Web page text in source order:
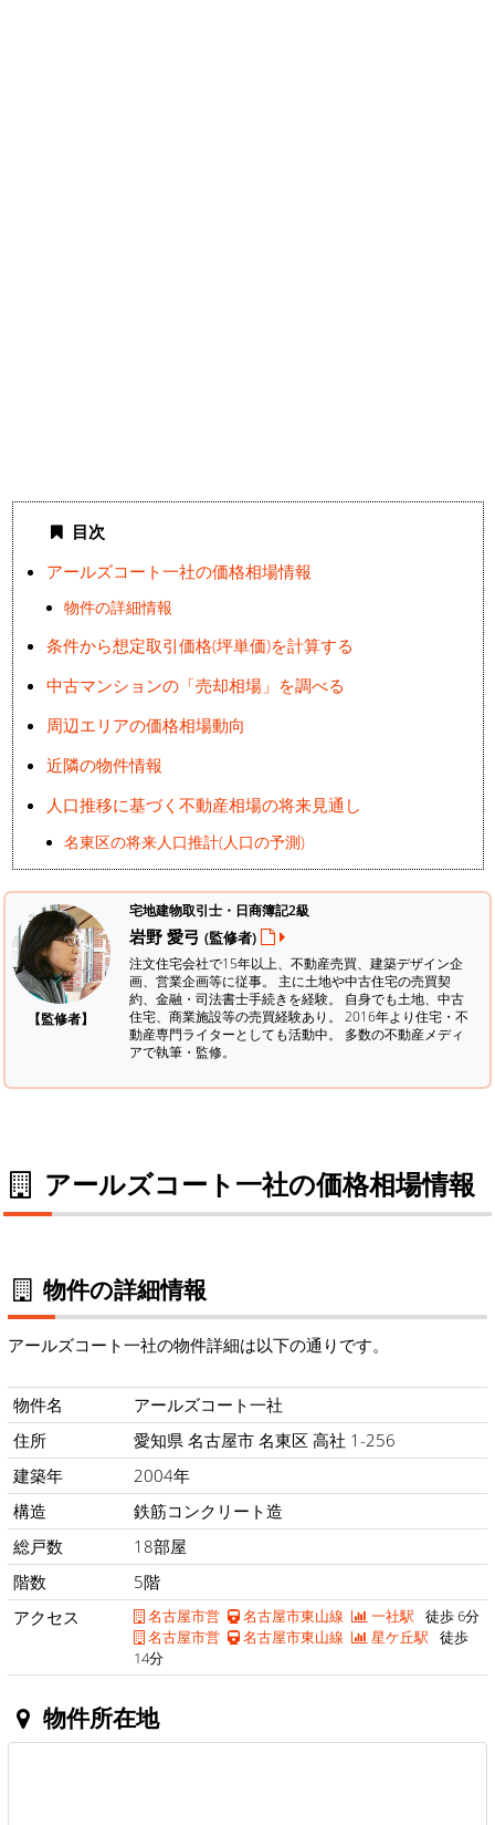
目次
アールズコート一社の価格相場情報
物件の詳細情報
条件から想定取引価格(坪単価)を計算する
中古マンションの「売却相場」を調べる
周辺エリアの価格相場動向
近隣の物件情報
人口推移に基づく不動産相場の将来見通し
名東区の将来人口推計(人口の予測)
【監修者】
宅地建物取引士・日商簿記2級
岩野 愛弓 (監修者)
注文住宅会社で15年以上、不動産売買、建築デザイン企
画、営業企画等に従事。 主に土地や中古住宅の売買契
約、金融・司法書士手続きを経験。 自身でも土地、中古
住宅、商業施設等の売買経験あり。 2016年より住宅・不
動産専門ライターとしても活動中。 多数の不動産メディ
アで執筆・監修。
アールズコート一社の価格相場情報
物件の詳細情報
アールズコート一社の物件詳細は以下の通りです。
物件名
アールズコート一社
住所
愛知県 名古屋市 名東区 高社 1-256
建築年
2004年
構造
鉄筋コンクリート造
総戸数
18部屋
階数
5階
アクセス
名古屋市営 名古屋市東山線 一社駅 徒歩 6分
名古屋市営
名古屋市東山線 星ケ丘駅 徒歩
14分
物件所在地